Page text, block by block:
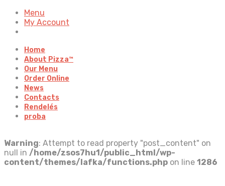
Menu
My Account
Home
About Pizza™
Our Menu
Order Online
News
Contacts
Rendelés
proba
Warning: Attempt to read property "post_content" on
null in /home/zsos7hu1/public_html/wp-
content/themes/lafka/functions.php on line 1286